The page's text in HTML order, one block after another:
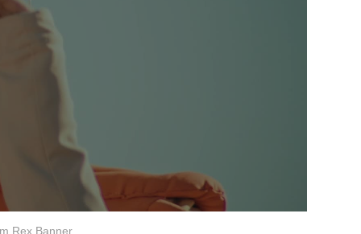
Rex Banner